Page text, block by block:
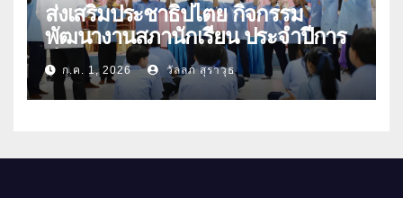
ส่งเสริมประชาธิปไตย กิจกรรม
พัฒนางานสภานักเรียน ประจำปีการ
ศึกษา 2569
ก.ค. 1, 2026 วัลลภ สุราวุธ